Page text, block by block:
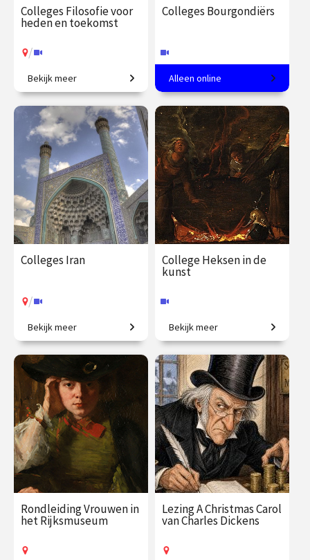
Colleges Filosofie voor
heden en toekomst
/
Wat betekent ethische
verantwoordelijkheid in een
tijd van technologische
innovatie?
€ 345.00
vanaf 22
sep.
/ Op locatie of online
Bekijk meer
Colleges Bourgondiërs
Hoogtij van de kunst in de
Lage Landen.
€ 217.00
vanaf 22
sep.
Online
Alleen online
Colleges Iran
/
Van Persepolis tot het
moderne Teheran.
€ 195.00
vanaf 22
sep.
/ Op locatie of online
Bekijk meer
College Heksen in de
kunst
De zondebok op een bezem.
€ 35.00
vanaf 30
okt.
Online
Bekijk meer
Rondleiding Vrouwen in
het Rijksmuseum
Lezing A Christmas Carol
van Charles Dickens